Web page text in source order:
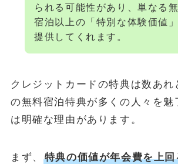
られる可能性があり、単なる
宿泊以上の「特別な体験価値
提供してくれます。
クレジットカードの特典は数あれ
の無料宿泊特典が多くの人々を魅
は明確な理由があります。
まず、
特典の価値が年会費を上